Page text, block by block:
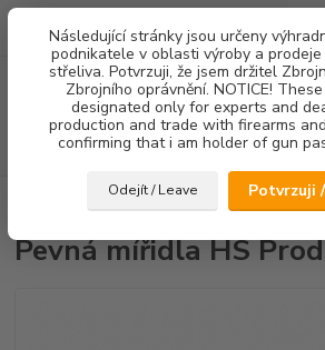
Následující stránky jsou určeny
podnikatele v oblasti výroby a
střeliva. Potvrzuji, že jsem držitel
Zbrojního oprávnění. NOTICE!
designated only for experts and
production and trade with firearms
confirming that i am holder of gun
Odejít / Leave Potvrzuji
Pevná mířidla HS Product FO
Pevná mířidla HS